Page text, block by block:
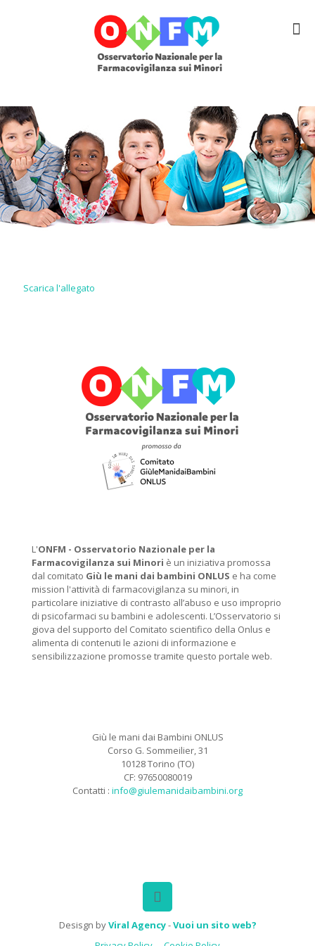
Scarica l'allegato
L'ONFM - Osservatorio Nazionale per la
Farmacovigilanza sui Minori è un iniziativa promossa
dal comitato Giù le mani dai bambini ONLUS e ha come
mission l'attività di farmacovigilanza su minori, in
particolare iniziative di contrasto all’abuso e uso improprio
di psicofarmaci su bambini e adolescenti. L’Osservatorio si
giova del supporto del Comitato scientifico della Onlus e
alimenta di contenuti le azioni di informazione e
sensibilizzazione promosse tramite questo portale web.
Giù le mani dai Bambini ONLUS
Corso G. Sommeilier, 31
10128 Torino (TO)
CF: 97650080019
Contatti : info@giulemanidaibambini.org
Desisgn byViral Agency-Vuoi un sito web?